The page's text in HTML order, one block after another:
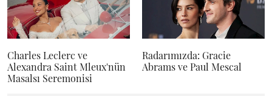
Charles Leclerc ve
Alexandra Saint Mleux'nün
Masalsı Seremonisi
Radarımızda: Gracie
Abrams ve Paul Mescal